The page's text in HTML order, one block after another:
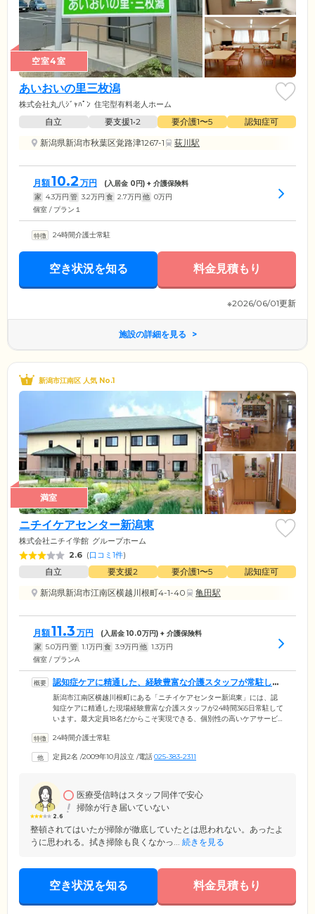
空室4室
あいおいの里三枚潟
株式会社丸八ｼﾞｬﾊﾟﾝ 住宅型有料老人ホーム
自立 要支援1•2 要介護1〜5
認知症可
新潟県新潟市秋葉区覚路津1267-1
荻川駅
月額10.2 万円 (入居金 0円) + 介護保険料
家 4.3万円 管 3.2万円 食 2.7万円 他 0万円
個室 / プラン１
24時間介護士常駐
空き状況を知る 料金見積もり
※2026/06/01更新
施設の詳細を見る
新潟市江南区 人気 No.1
満室
ニチイケアセンター新潟東
株式会社ニチイ学館 グループホーム
2.6 (口コミ1件)
自立 要支援2 要介護1〜5
認知症可
新潟県新潟市江南区横越川根町4-1-40
亀田駅
月額11.3 万円 (入居金10.0万円) + 介護保険料
家 5.0万円 管 1.1万円 食 3.9万円 他 1.3万円
個室 / プランA
認知症ケアに精通した、経験豊富な介護スタッフが常駐して
います
新潟市江南区横越川根町にある「ニチイケアセンター新潟東」には、認
知症ケアに精通した現場経験豊富な介護スタッフが24時間365日常駐して
います。最大定員18名だからこそ実現できる、個別性の高いケアサービ
安なく暮らせるようサポートしています。毎日の安否確認はもちろん、
のお困りごとやお体の不調など、いつでも気兼ねなくご相談ください。
24時間介護士常駐
定員2名 /2009年10月設立 /電話025-383-2311
2.6
医療受信時はスタッフ同伴で安心
掃除が行き届いていない
整頓されてはいたが掃除が徹底していたとは思われない。あったよ
うに思われる。拭き掃除も良くなかっ... 続きを見る
空き状況を知る 料金見積もり